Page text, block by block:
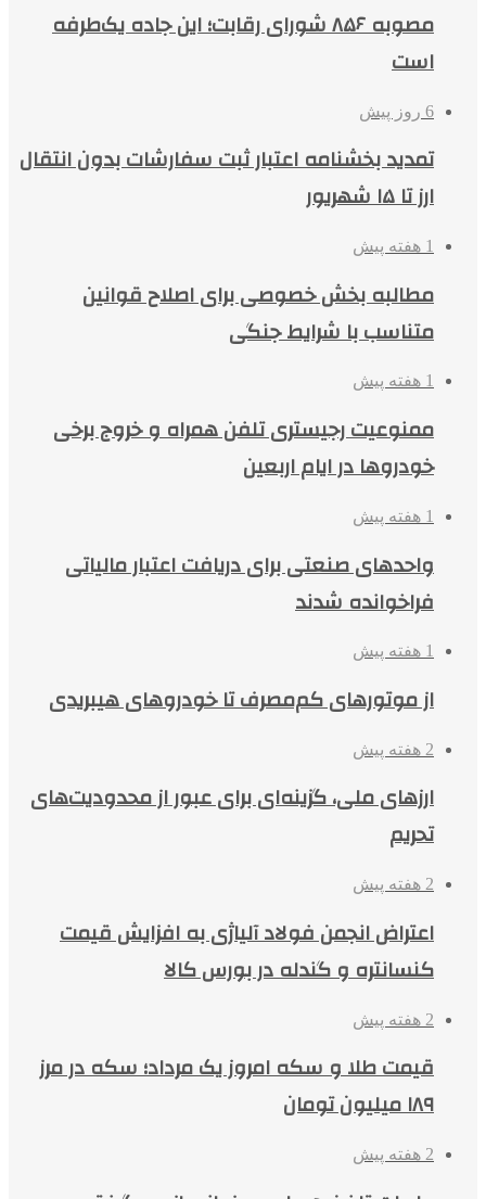
مصوبه ۸۵۶ شورای رقابت؛ این جاده یک‌طرفه
است
6 روز پیش
تمدید بخشنامه اعتبار ثبت سفارشات بدون انتقال
ارز تا ۱۵ شهریور
1 هفته پیش
مطالبه بخش خصوصی برای اصلاح قوانین
متناسب با شرایط جنگی
1 هفته پیش
ممنوعیت رجیستری تلفن همراه و خروج برخی
خودروها در ایام اربعین
1 هفته پیش
واحدهای صنعتی برای دریافت اعتبار مالیاتی
فراخوانده شدند
1 هفته پیش
از موتورهای کم‌مصرف تا خودروهای هیبریدی
2 هفته پیش
ارزهای ملی، گزینه‌ای برای عبور از محدودیت‌های
تحریم
2 هفته پیش
اعتراض انجمن فولاد آلیاژی به افزایش قیمت
کنسانتره و گندله در بورس کالا
2 هفته پیش
قیمت طلا و سکه امروز یک مرداد؛ سکه در مرز
۱۸۹ میلیون تومان
2 هفته پیش